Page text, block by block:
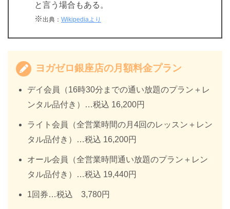
と言う場合もある。
※出典： Wikipediaより
ヨガゼロ銀座店の月額料金プラン
デイ会員（16時30分までの通い放題のプラン＋レ
ンタル品付き）…税込 16,200円
ライト会員（全営業時間の月4回のレッスン＋レン
タル品付き）…税込 16,200円
オール会員（全営業時間通い放題のプラン＋レン
タル品付き）…税込 19,440円
1回券…税込 3,780円